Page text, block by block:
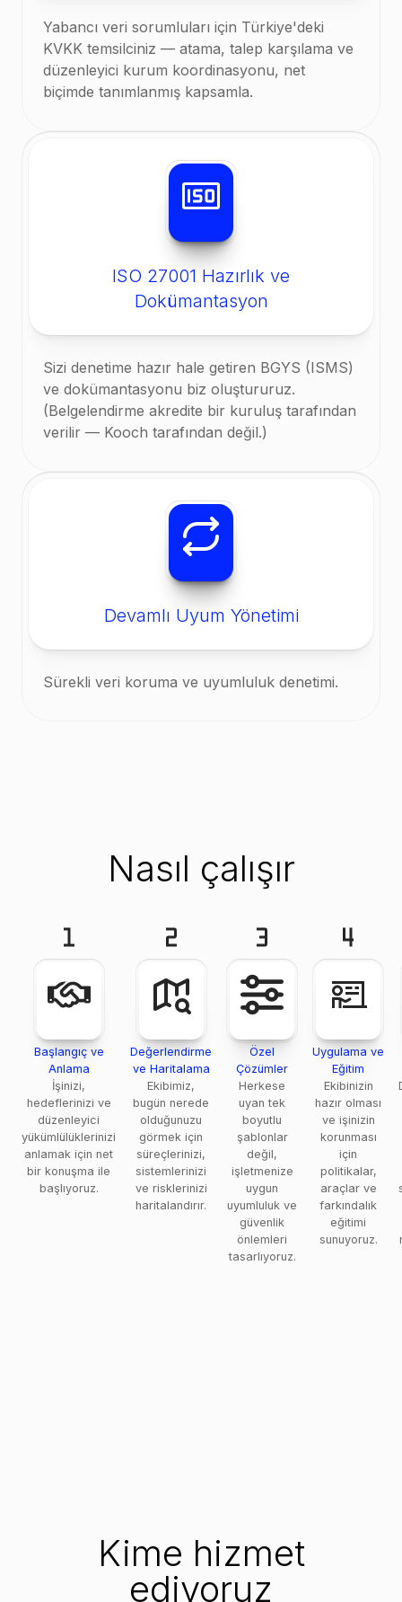
Yabancı veri sorumluları için Türkiye'deki
KVKK temsilciniz — atama, talep karşılama ve
düzenleyici kurum koordinasyonu, net
biçimde tanımlanmış kapsamla.
ISO 27001 Hazırlık ve
Dokümantasyon
Sizi denetime hazır hale getiren BGYS (ISMS)
ve dokümantasyonu biz oluştururuz.
(Belgelendirme akredite bir kuruluş tarafından
verilir — Kooch tarafından değil.)
Devamlı Uyum Yönetimi
Sürekli veri koruma ve uyumluluk denetimi.
Nasıl çalışır
Başlangıç ve
Anlama
İşinizi,
hedeflerinizi ve
düzenleyici
yükümlülüklerinizi
anlamak için net
bir konuşma ile
başlıyoruz.
Değerlendirme
ve Haritalama
Ekibimiz,
bugün nerede
olduğunuzu
görmek için
süreçlerinizi,
sistemlerinizi
ve risklerinizi
haritalandırır.
Özel
Çözümler
Herkese
uyan tek
boyutlu
şablonlar
değil,
işletmenize
uygun
uyumluluk ve
güvenlik
önlemleri
tasarlıyoruz.
Uygulama ve
Eğitim
Ekibinizin
hazır olması
ve işinizin
korunması
için
politikalar,
araçlar ve
farkındalık
eğitimi
sunuyoruz.
Kime hizmet
ediyoruz